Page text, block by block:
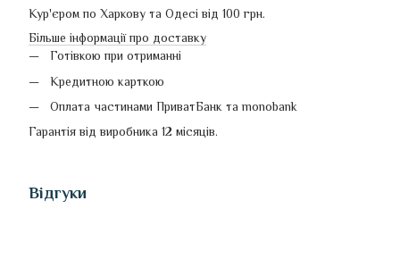
Кур'єром по Харкову та Одесі від 100 грн.
Більше інформації про доставку
Готівкою при отриманні
Кредитною карткою
Оплата частинами ПриватБанк та monobank
Гарантія від виробника 12 місяців.
Відгуки